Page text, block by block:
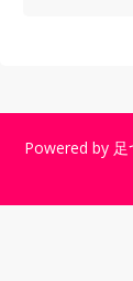
Powered by